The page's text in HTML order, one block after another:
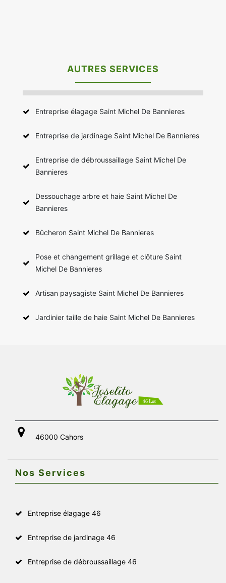
AUTRES SERVICES
Entreprise élagage Saint Michel De Bannieres
Entreprise de jardinage Saint Michel De Bannieres
Entreprise de débroussaillage Saint Michel De
Bannieres
Dessouchage arbre et haie Saint Michel De
Bannieres
Bûcheron Saint Michel De Bannieres
Pose et changement grillage et clôture Saint
Michel De Bannieres
Artisan paysagiste Saint Michel De Bannieres
Jardinier taille de haie Saint Michel De Bannieres
46000 Cahors
Nos Services
Entreprise élagage 46
Entreprise de jardinage 46
Entreprise de débroussaillage 46